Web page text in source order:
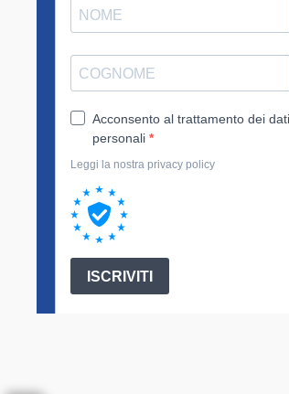
Oggi26 marzo, alle ,
giorno. Cronaca siciliana, il libro
Il saggio – che raccoglie
nell’edizione regionale de
districare, fatta di degrado e di
Emerge il racconto di una
ma che apre per il futuro
nelle scelte: dei singoli e delle
Coordina l’incontro:
,